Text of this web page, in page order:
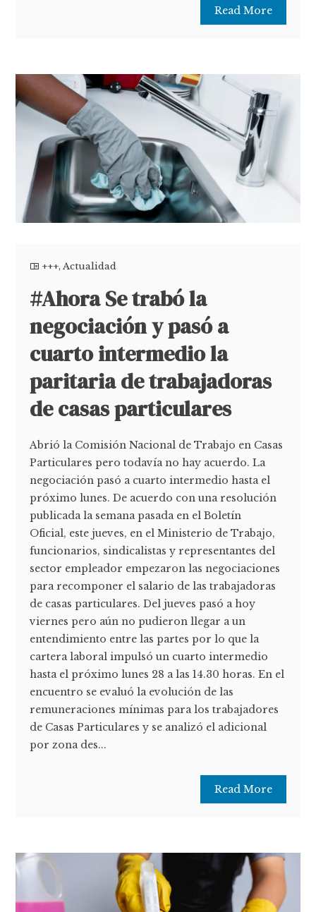
Read More
+++,Actualidad
#Ahora Se trabó la
negociación y pasó a
cuarto intermedio la
paritaria de trabajadoras
de casas particulares
Abrió la Comisión Nacional de Trabajo en Casas
Particulares pero todavía no hay acuerdo. La
negociación pasó a cuarto intermedio hasta el
próximo lunes. De acuerdo con una resolución
publicada la semana pasada en el Boletín
Oficial, este jueves, en el Ministerio de Trabajo,
funcionarios, sindicalistas y representantes del
sector empleador empezaron las negociaciones
para recomponer el salario de las trabajadoras
de casas particulares. Del jueves pasó a hoy
viernes pero aún no pudieron llegar a un
entendimiento entre las partes por lo que la
cartera laboral impulsó un cuarto intermedio
hasta el próximo lunes 28 a las 14.30 horas. En el
encuentro se evaluó la evolución de las
remuneraciones mínimas para los trabajadores
de Casas Particulares y se analizó el adicional
por zona des...
Read More